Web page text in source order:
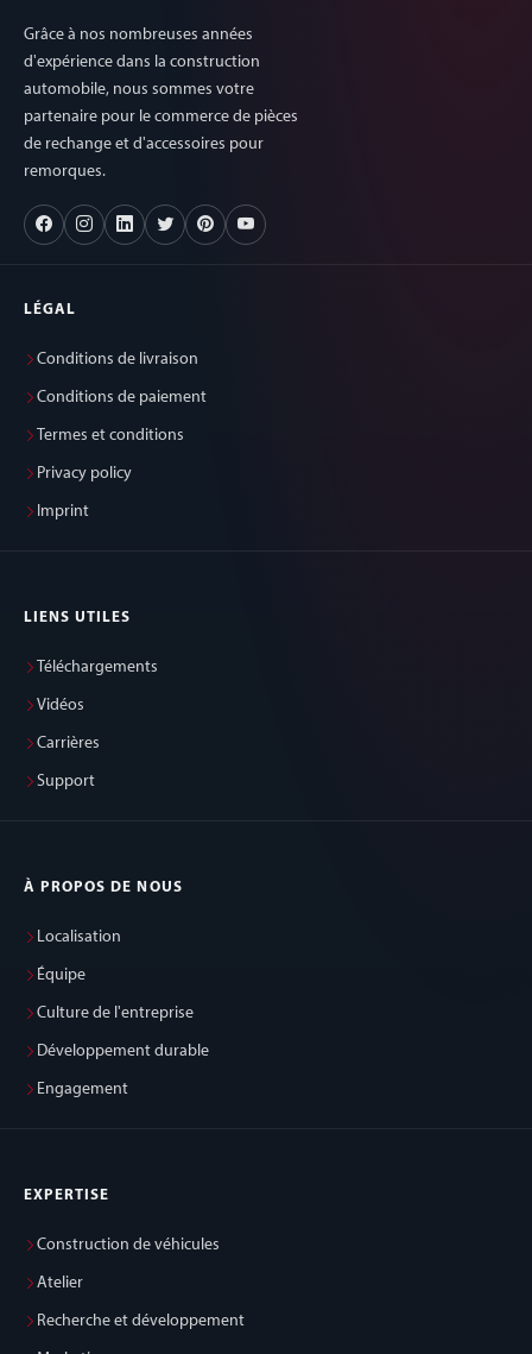
Grâce à nos nombreuses années
d'expérience dans la construction
automobile, nous sommes votre
partenaire pour le commerce de pièces
de rechange et d'accessoires pour
remorques.
LÉGAL
Conditions de livraison
Conditions de paiement
Termes et conditions
Privacy policy
Imprint
LIENS UTILES
Téléchargements
Vidéos
Carrières
Support
À PROPOS DE NOUS
Localisation
Équipe
Culture de l'entreprise
Développement durable
Engagement
EXPERTISE
Construction de véhicules
Atelier
Recherche et développement